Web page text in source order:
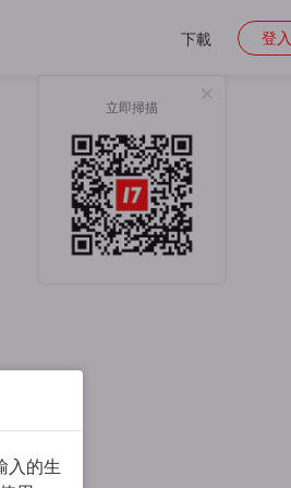
下載
立即掃描
登入
入的生